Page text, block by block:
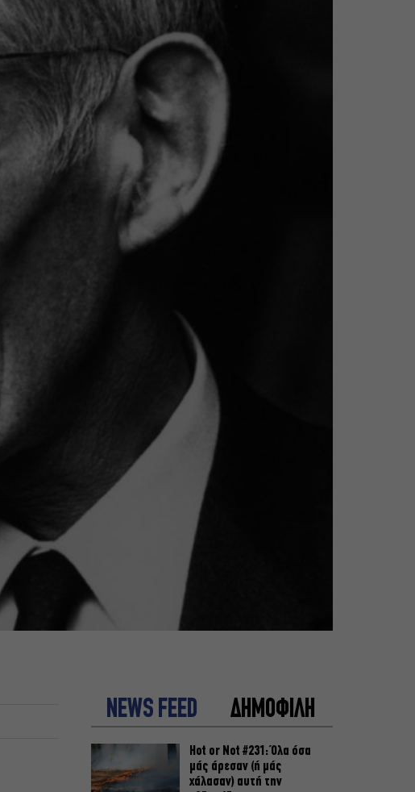
NEWS FEED ΔΗΜΟΦΙΛΗ
Hot or Not #231: Όλα όσα
μάς άρεσαν (ή μάς
χάλασαν) αυτή την